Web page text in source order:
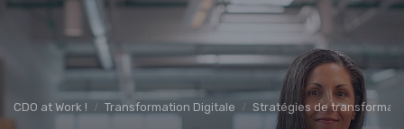
CDO at Work ! Transformation Digitale Stratégies de